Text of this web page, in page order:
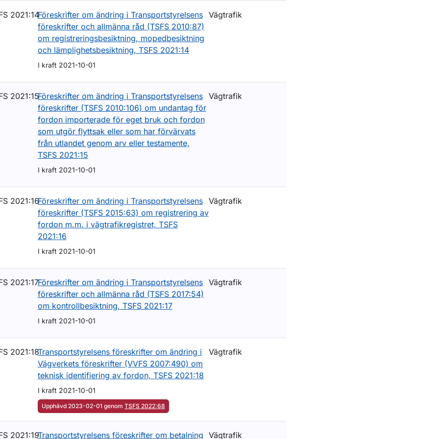
2021:14Föreskrifter om ändring i Transportstyrelsens
föreskrifter och allmänna råd (TSFS 2010:87)
om registreringsbesiktning, mopedbesiktning
och lämplighetsbesiktning, TSFS 2021:14
Vägtrafik
I kraft 2021-10-01
2021:15Föreskrifter om ändring i Transportstyrelsens
föreskrifter (TSFS 2010:106) om undantag för
fordon importerade för eget bruk och fordon
som utgör flyttsak eller som har förvärvats
från utlandet genom arv eller testamente,
TSFS 2021:15
Vägtrafik
I kraft 2021-10-01
2021:16Föreskrifter om ändring i Transportstyrelsens
föreskrifter (TSFS 2015:63) om registrering av
fordon m.m. i vägtrafikregistret, TSFS
2021:16
Vägtrafik
I kraft 2021-10-01
2021:17Föreskrifter om ändring i Transportstyrelsens
föreskrifter och allmänna råd (TSFS 2017:54)
om kontrollbesiktning, TSFS 2021:17
Vägtrafik
I kraft 2021-10-01
2021:18Transportstyrelsens föreskrifter om ändring i
Vägverkets föreskrifter (VVFS 2007:490) om
teknisk identifiering av fordon, TSFS 2021:18
Vägtrafik
I kraft 2021-10-01
Upphävd 2023-02-01 genom TSFS 2022:68
2021:19Transportstyrelsens föreskrifter om betalning Vägtrafik